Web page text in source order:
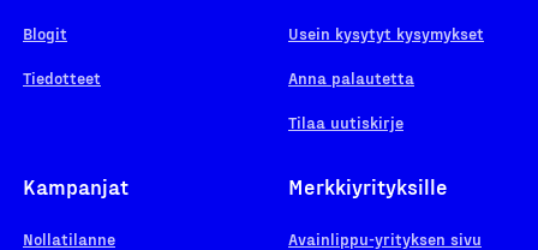
Blogit
Tiedotteet
Usein kysytyt kysymykset
Anna palautetta
Tilaa uutiskirje
Kampanjat
Nollatilanne
Merkkiyrityksille
Avainlippu-yrityksen sivu